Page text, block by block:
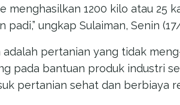
menghasilkan 1200 kilo atau 25
ungkap Sulaiman, Senin (17/
pertanian yang tidak
pada bantuan produk industri
pertanian sehat dan berbiaya